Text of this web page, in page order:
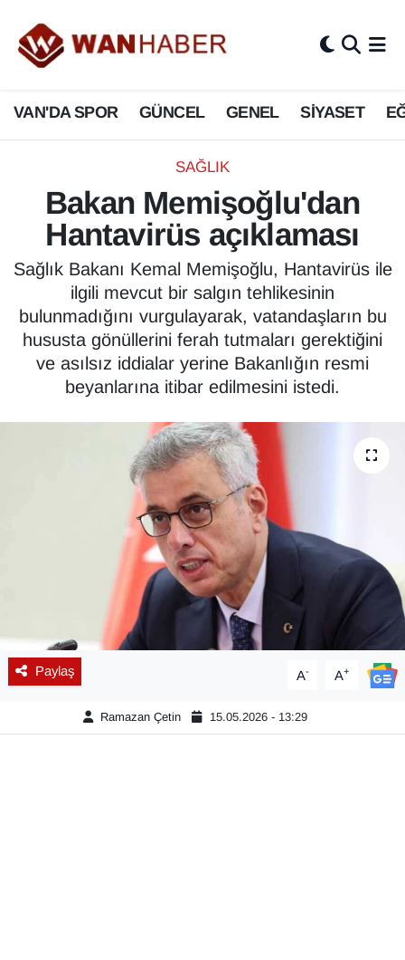
VAN'DA SPOR GÜNCEL GENEL SİYASET
SAĞLIK
Bakan Memişoğlu'dan
Hantavirüs açıklaması
Sağlık Bakanı Kemal Memişoğlu, Hantavirüs ile
ilgili mevcut bir salgın tehlikesinin
bulunmadığını vurgulayarak, vatandaşların bu
hususta gönüllerini ferah tutmaları gerektiğini
ve asılsız iddialar yerine Bakanlığın resmi
beyanlarına itibar edilmesini istedi.
Paylaş A- A+
Ramazan Çetin 15.05.2026 - 13:29
3.SAYFA
ASAYİŞ
BİLİM VE TEKNOLOJİ
Biyografi
ÇEVRE
Deprem
Dernekler, Odalar
EKONOMİ
Emlak
En çok konuşulanlar
Van Nöbetçi Eczaneler
Van Hava Durumu
Van Namaz Vakitleri
Van Trafik Yoğunluk Haritası
Süper Lig Puan Durumu ve Fikstür
Tüm Manşetler
Son Dakika Haberleri
Haber Arşivi